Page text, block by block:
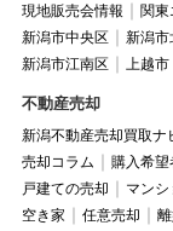
現地販売会情報
関東
新潟市中央区
新潟市
新潟市江南区
上越市
不動産売却
新潟不動産売却買取ナ
売却コラム
購入希望
戸建ての売却
マン
空き家
任意売却